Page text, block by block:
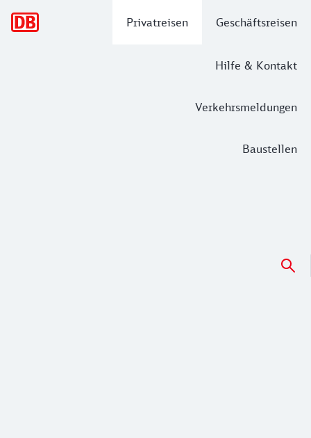
Privatreisen Geschäftsreisen
Hilfe & Kontakt
Verkehrsmeldungen
Baustellen